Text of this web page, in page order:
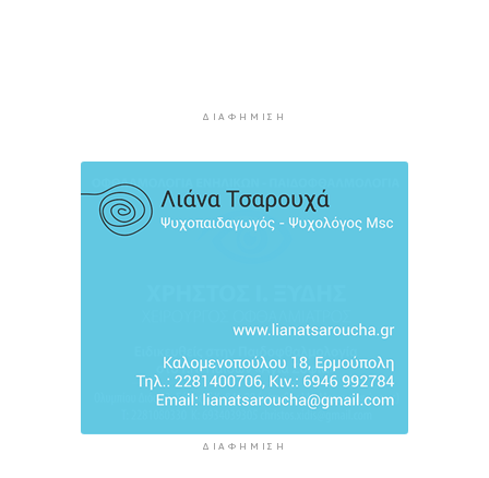
Βρέθηκε σορός σε σπηλιά στον Λυκαβηττό
κοντά στο εκκλησάκι των Αγίων Ισιδώρων
4 ώρες 56 λεπτά πρίν
ΔΙΑΦΉΜΙΣΗ
ΔΙΑΦΉΜΙΣΗ